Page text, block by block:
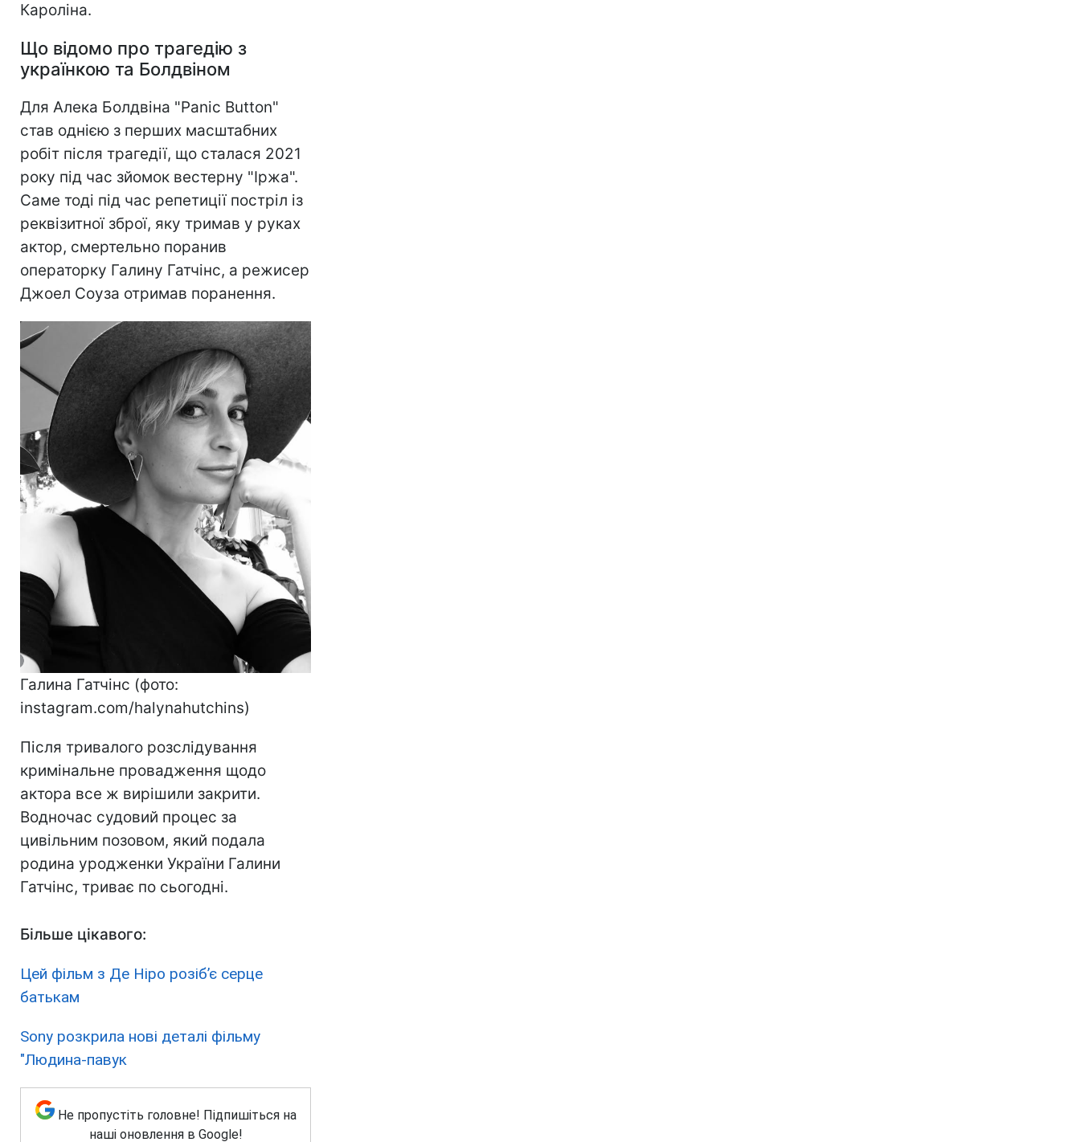
Кароліна.
Що відомо про трагедію з
українкою та Болдвіном
Для Алека Болдвіна "Panic Button"
став однією з перших масштабних
робіт після трагедії, що сталася 2021
року під час зйомок вестерну "Іржа".
Саме тоді під час репетиції постріл із
реквізитної зброї, яку тримав у руках
актор, смертельно поранив
операторку Галину Гатчінс, а режисер
Джоел Соуза отримав поранення.
Галина Гатчінс (фото:
іnstagram.com/halynahutchins)
Після тривалого розслідування
кримінальне провадження щодо
актора все ж вирішили закрити.
Водночас судовий процес за
цивільним позовом, який подала
родина уродженки України Галини
Гатчінс, триває по сьогодні.
Більше цікавого:
Цей фільм з Де Ніро розібʼє серце
батькам
Sony розкрила нові деталі фільму
"Людина-павук
Не пропустіть головне! Підпишіться на
наші оновлення в Google!